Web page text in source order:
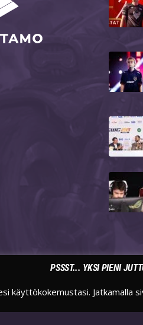
TWITTER INSTAGRAM
PSSST... YKSI PIENI
käyttökokemustasi. Jatkamalla